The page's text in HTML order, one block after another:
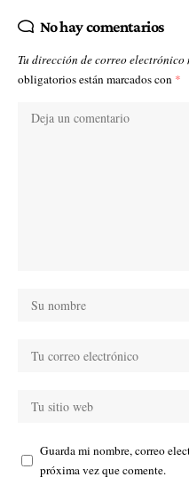
No hay comentarios
Tu dirección de correo electrónico
obligatorios están marcados con *
Guarda mi nombre, correo
próxima vez que comente.